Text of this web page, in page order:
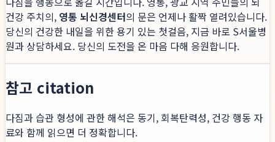
건강 주치의, 영통 뇌신경센터의 문은 언제나 활짝 열려있습니다.
당신의 건강한 내일을 위한 용기 있는 첫걸음, 지금 바로 S서울병
원과 상담하세요. 당신의 도전을 온 마음 다해 응원합니다.
참고 citation
다짐과 습관 형성에 관한 해석은 동기, 회복탄력성, 건강 행동 자
료와 함께 읽으면 더 정확합니다.